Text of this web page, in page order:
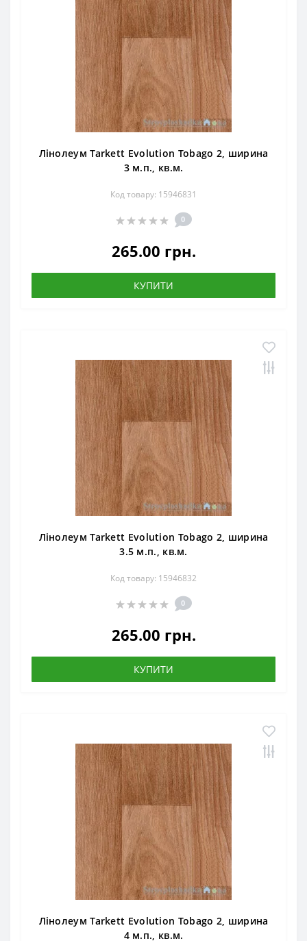
Лінолеум Tarkett Evolution Tobago 2, ширина
3 м.п., кв.м.
Код товару: 15946831
0
265.00 грн.
КУПИТИ
Лінолеум Tarkett Evolution Tobago 2, ширина
3.5 м.п., кв.м.
Код товару: 15946832
0
265.00 грн.
КУПИТИ
Лінолеум Tarkett Evolution Tobago 2, ширина
4 м.п., кв.м.